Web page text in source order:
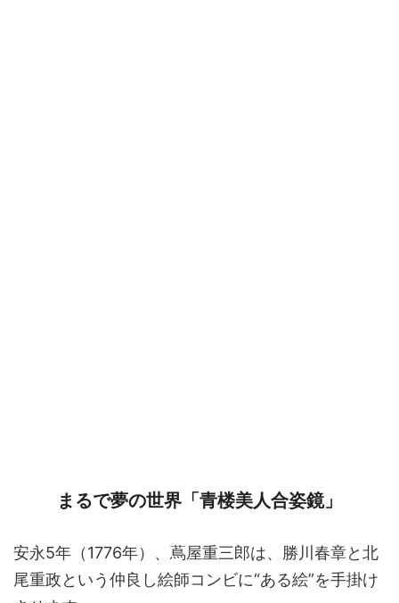
まるで夢の世界「青楼美人合姿鏡」
安永5年（1776年）、蔦屋重三郎は、勝川春章と北
尾重政という仲良し絵師コンビに“ある絵”を手掛け